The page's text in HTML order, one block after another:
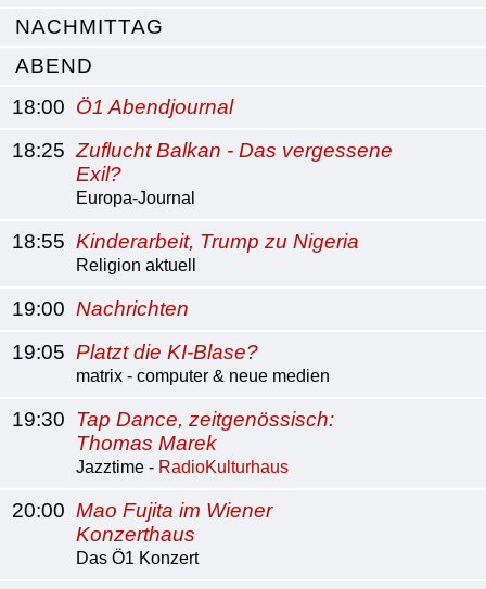
NACHMITTAG
ABEND
18:00 Ö1 Abendjournal
18:25 Zuflucht Balkan - Das vergessene
Exil?
Europa-Journal
18:55 Kinderarbeit, Trump zu Nigeria
Religion aktuell
19:00 Nachrichten
19:05 Platzt die KI-Blase?
matrix - computer & neue medien
19:30 Tap Dance, zeitgenössisch:
Thomas Marek
Jazztime - RadioKulturhaus
20:00 Mao Fujita im Wiener
Konzerthaus
Das Ö1 Konzert